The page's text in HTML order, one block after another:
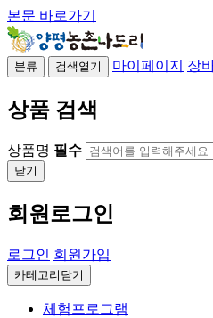
본문 바로가기
분류 검색열기 마이페이지 장
상품 검색
상품명 필수
닫기
회원로그인
로그인 회원가입
카테고리닫기
체험프로그램